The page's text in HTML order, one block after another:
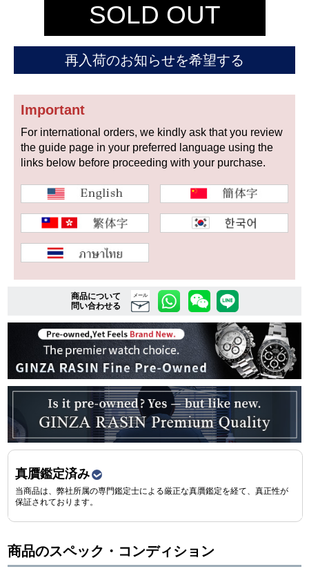
コンスタンタン
商品の状態から探す
新品 未使用品
中古品 アンティーク品
WEB限定品 SALE
複数条件で商品を絞り込む
詳細検索はこちら
ご利用ガイド
GINZA RASINのプレミアムクオリティについて
送料・お支払方法
ショッピングローンの流れ
よくある質問
ショップサービス
保証・アフターサービス
SOLD OUT
再入荷のお知らせを希望する
Important
For international orders, we kindly ask that you review
the guide page in your preferred language using the
links below before proceeding with your purchase.
商品について
問い合わせる
メール
真贋鑑定済み
当商品は、弊社所属の専門鑑定士による厳正な真贋鑑定を経て、真正性が
保証されております。
商品のスペック・コンディション